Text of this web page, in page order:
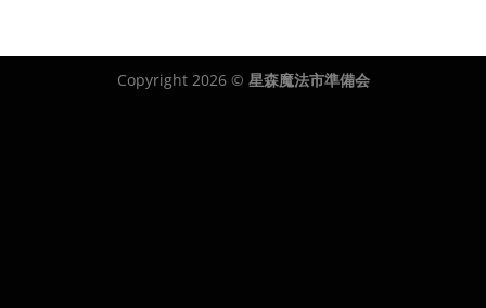
Copyright 2026 © 星森魔法市準備会